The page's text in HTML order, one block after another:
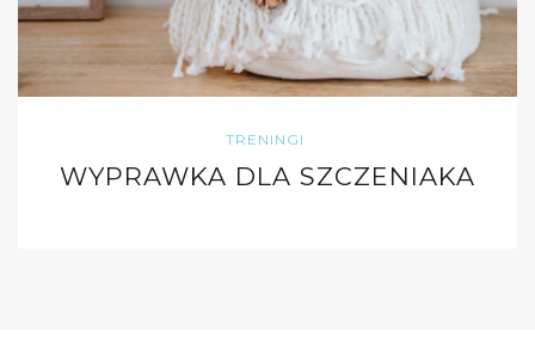
TRENINGI
WYPRAWKA DLA SZCZENIAKA